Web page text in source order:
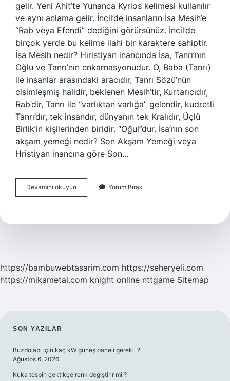
gelir. Yeni Ahit’te Yunanca Kyrios kelimesi kullanılır
ve aynı anlama gelir. İncil’de insanların İsa Mesih’e
“Rab veya Efendi” dediğini görürsünüz. İncil’de
birçok yerde bu kelime ilahi bir karaktere sahiptir.
İsa Mesih nedir? Hıristiyan inancında İsa, Tanrı’nın
Oğlu ve Tanrı’nın enkarnasyonudur. O, Baba (Tanrı)
ile insanlar arasındaki aracıdır, Tanrı Sözü’nün
cisimleşmiş halidir, beklenen Mesih’tir, Kurtarıcıdır,
Rab’dir, Tanrı ile “varlıktan varlığa” gelendir, kudretli
Tanrı’dır, tek insandır, dünyanın tek Kralıdır, Üçlü
Birlik’in kişilerinden biridir. “Oğul”dur. İsa’nın son
akşam yemeği nedir? Son Akşam Yemeği veya
Hristiyan inancına göre Son…
Devamını okuyun
Son
Denir
Yorum Bırak
https://bambuwebtasarim.com https://seheryeli.com
https://mikametal.com knight online nttgame Sitemap
SIDEBAR
SON YAZILAR
Buzdolabı için kaç kW güneş paneli gerekli ?
Ağustos 6, 2026
Kuka tesbih çektikçe renk değiştirir mi ?